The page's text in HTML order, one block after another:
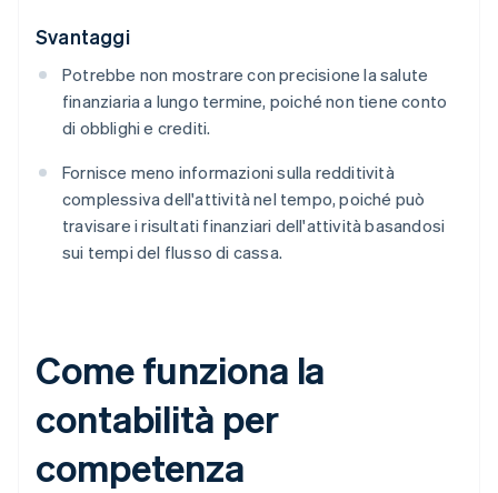
Svantaggi
Potrebbe non mostrare con precisione la salute
finanziaria a lungo termine, poiché non tiene conto
di obblighi e crediti.
Fornisce meno informazioni sulla redditività
complessiva dell'attività nel tempo, poiché può
travisare i risultati finanziari dell'attività basandosi
sui tempi del flusso di cassa.
Come funziona la
contabilità per
competenza